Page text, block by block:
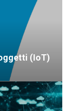
(IoT)